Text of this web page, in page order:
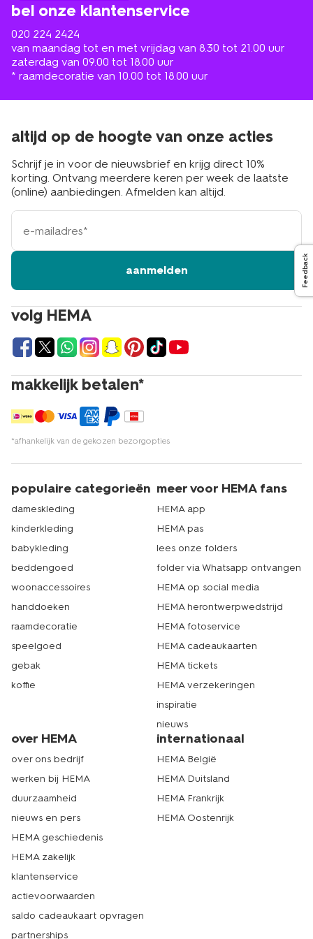
bel onze klantenservice
020 224 2424
van maandag tot en met vrijdag van 8.30 tot 21.00 uur
zaterdag van 09.00 tot 18.00 uur
* raamdecoratie van 10.00 tot 18.00 uur
volg HEMA
makkelijk betalen*
*afhankelijk van de gekozen bezorgopties
altijd op de hoogte van onze acties
Schrijf je in voor de nieuwsbrief en krijg direct 10%
korting. Ontvang meerdere keren per week de laatste
(online) aanbiedingen. Afmelden kan altijd.
e-
mailadres
aanmelden
populaire categorieën
dameskleding
kinderkleding
babykleding
beddengoed
woonaccessoires
handdoeken
raamdecoratie
speelgoed
gebak
koffie
meer voor HEMA fans
HEMA app
HEMA pas
lees onze folders
folder via Whatsapp ontvangen
HEMA op social media
HEMA herontwerpwedstrijd
HEMA fotoservice
HEMA cadeaukaarten
HEMA tickets
HEMA verzekeringen
inspiratie
nieuws
over HEMA
over ons bedrijf
werken bij HEMA
duurzaamheid
nieuws en pers
HEMA geschiedenis
HEMA zakelijk
klantenservice
actievoorwaarden
saldo cadeaukaart opvragen
partnerships
internationaal
HEMA België
HEMA Duitsland
HEMA Frankrijk
HEMA Oostenrijk
Feedback